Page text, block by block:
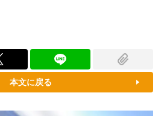
本文に戻る